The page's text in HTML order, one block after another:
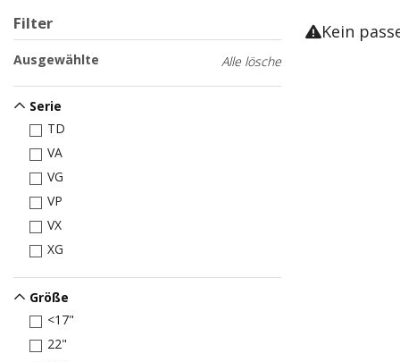
Filter
Alle lösche
Ausgewählte
Serie
TD
VA
VG
VP
VX
XG
Größe
<17"
22"
Kein